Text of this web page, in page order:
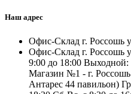
Наш адрес
Офис-Склад г. Россошь
Офис-Склад г. Россошь
9:00 до 18:00
Магазин №1 - г.
Антарес 44 павильон)